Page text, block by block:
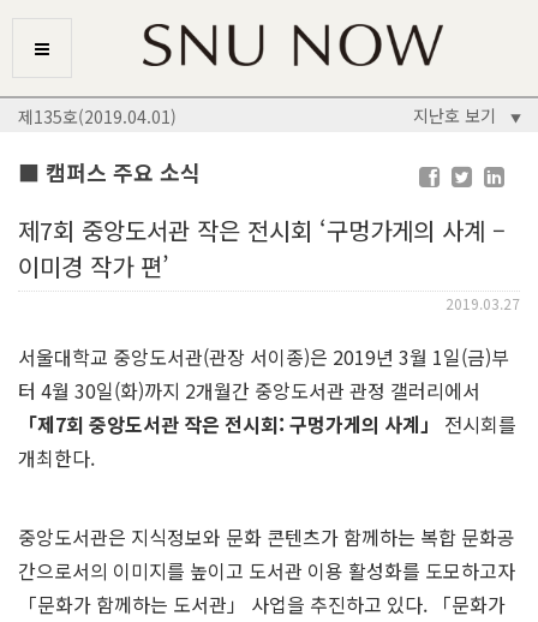
제135호(2019.04.01) 지난호 보기 ▼
■ 캠퍼스 주요 소식
제7회 중앙도서관 작은 전시회 ‘구멍가게의 사계 –
이미경 작가 편’
2019.03.27
서울대학교 중앙도서관(관장 서이종)은 2019년 3월 1일(금)부
터 4월 30일(화)까지 2개월간 중앙도서관 관정 갤러리에서
「제7회 중앙도서관 작은 전시회: 구멍가게의 사계」
전시회를
개최한다.
중앙도서관은 지식정보와 문화 콘텐츠가 함께하는 복합 문화공
간으로서의 이미지를 높이고 도서관 이용 활성화를 도모하고자
「문화가 함께하는 도서관」 사업을 추진하고 있다. 「문화가